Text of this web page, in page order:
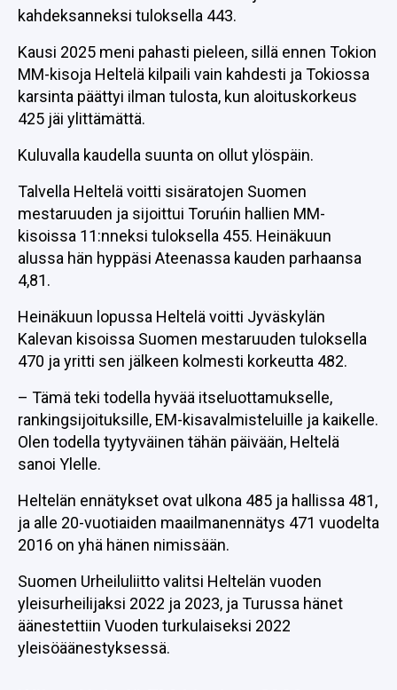
kahdeksanneksi tuloksella 443.
Kausi 2025 meni pahasti pieleen, sillä ennen Tokion
MM-kisoja Heltelä kilpaili vain kahdesti ja Tokiossa
karsinta päättyi ilman tulosta, kun aloituskorkeus
425 jäi ylittämättä.
Kuluvalla kaudella suunta on ollut ylöspäin.
Talvella Heltelä voitti sisäratojen Suomen
mestaruuden ja sijoittui Toruńin hallien MM-
kisoissa 11:nneksi tuloksella 455. Heinäkuun
alussa hän hyppäsi Ateenassa kauden parhaansa
4,81.
Heinäkuun lopussa Heltelä voitti Jyväskylän
Kalevan kisoissa Suomen mestaruuden tuloksella
470 ja yritti sen jälkeen kolmesti korkeutta 482.
– Tämä teki todella hyvää itseluottamukselle,
rankingsijoituksille, EM-kisavalmisteluille ja kaikelle.
Olen todella tyytyväinen tähän päivään, Heltelä
sanoi Ylelle.
Heltelän ennätykset ovat ulkona 485 ja hallissa 481,
ja alle 20-vuotiaiden maailmanennätys 471 vuodelta
2016 on yhä hänen nimissään.
Suomen Urheiluliitto valitsi Heltelän vuoden
yleisurheilijaksi 2022 ja 2023, ja Turussa hänet
äänestettiin Vuoden turkulaiseksi 2022
yleisöäänestyksessä.